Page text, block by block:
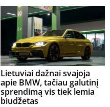
Lietuviai dažnai svajoja
apie BMW, tačiau galutinį
sprendimą vis tiek lemia
biudžetas